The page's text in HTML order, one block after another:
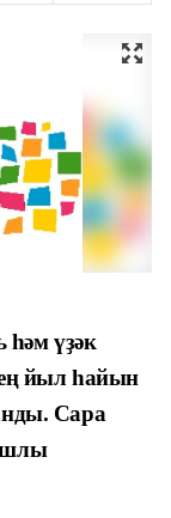
һәм үҙәк
йыл һайын
Сара